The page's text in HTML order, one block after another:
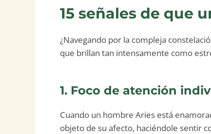
15 señales de que
¿Navegando por la compleja
que brillan tan intensamente como
1. Foco de atención
Cuando un hombre Aries está
objeto de su afecto, haciéndole sentir